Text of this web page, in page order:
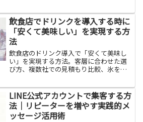
を紹介します。
飲食店でドリンクを導入する時に
「安くて美味しい」を実現する方
法
飲食店のドリンク導入で「安くて美味し
い」を実現する方法。客層に合わせた選
び方、複数社での見積もり比較、氷を入
商材を紹介します。
LINE公式アカウントで集客する方
法｜リピーターを増やす実践的メ
ッセージ活用術